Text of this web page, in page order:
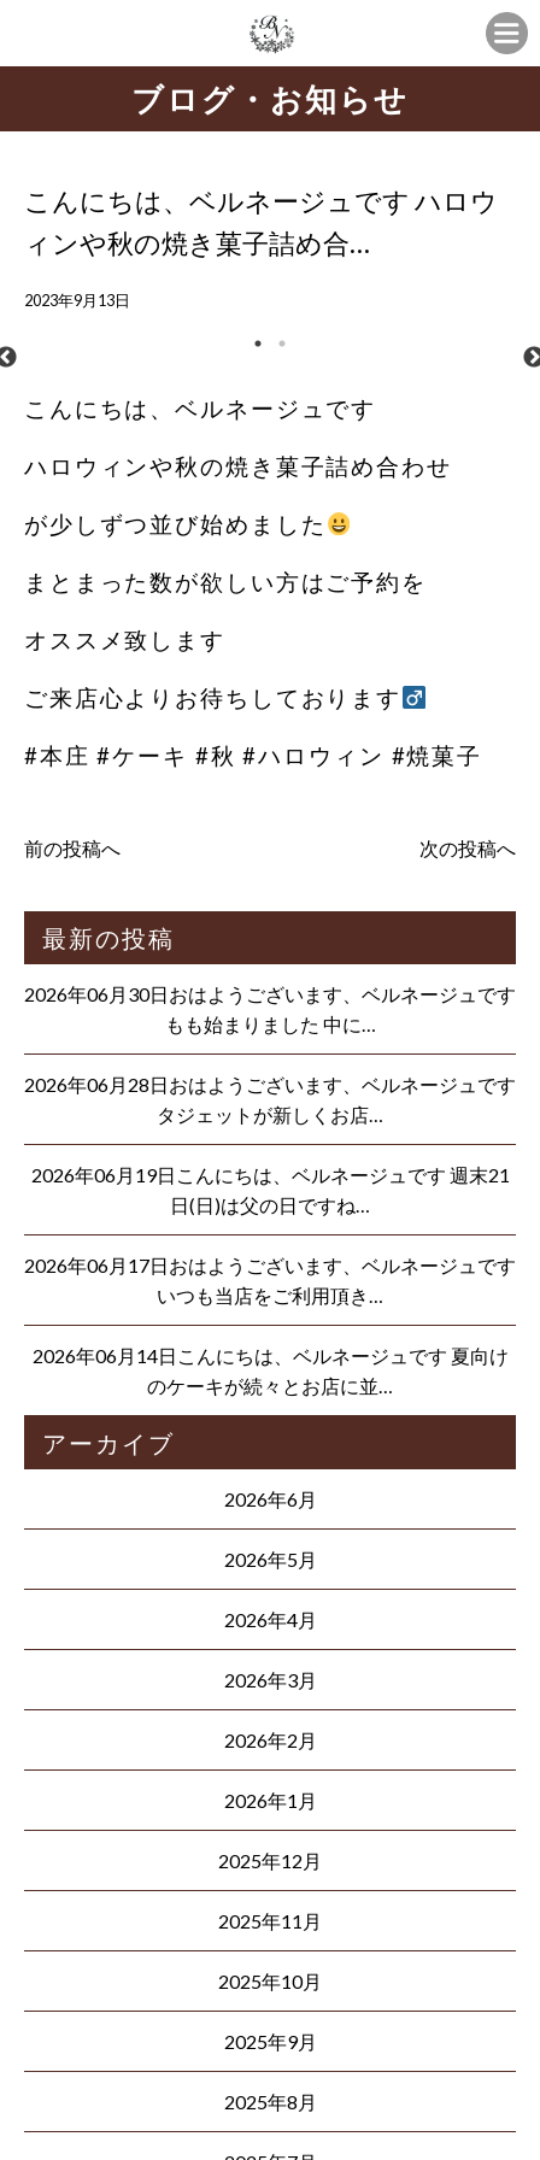
ブログ・お知らせ
こんにちは、ベルネージュです ハロウ
ィンや秋の焼き菓子詰め合…
2023年9月13日
こんにちは、ベルネージュです
ハロウィンや秋の焼き菓子詰め合わせ
が少しずつ並び始めました
まとまった数が欲しい方はご予約を
オススメ致します
ご来店心よりお待ちしております‍
#本庄 #ケーキ #秋 #ハロウィン #焼菓子
前の投稿へ 次の投稿へ
最新の投稿
2026年06月30日おはようございます、ベルネージュです
もも始まりました 中に…
2026年06月28日おはようございます、ベルネージュです
タジェットが新しくお店…
2026年06月19日こんにちは、ベルネージュです 週末21
日(日)は父の日ですね…
2026年06月17日おはようございます、ベルネージュです
いつも当店をご利用頂き…
2026年06月14日こんにちは、ベルネージュです 夏向け
のケーキが続々とお店に並…
アーカイブ
2026年6月
2026年5月
2026年4月
2026年3月
2026年2月
2026年1月
2025年12月
2025年11月
2025年10月
2025年9月
2025年8月